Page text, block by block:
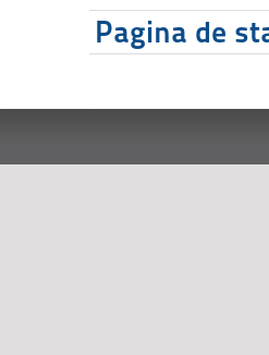
Pagina de